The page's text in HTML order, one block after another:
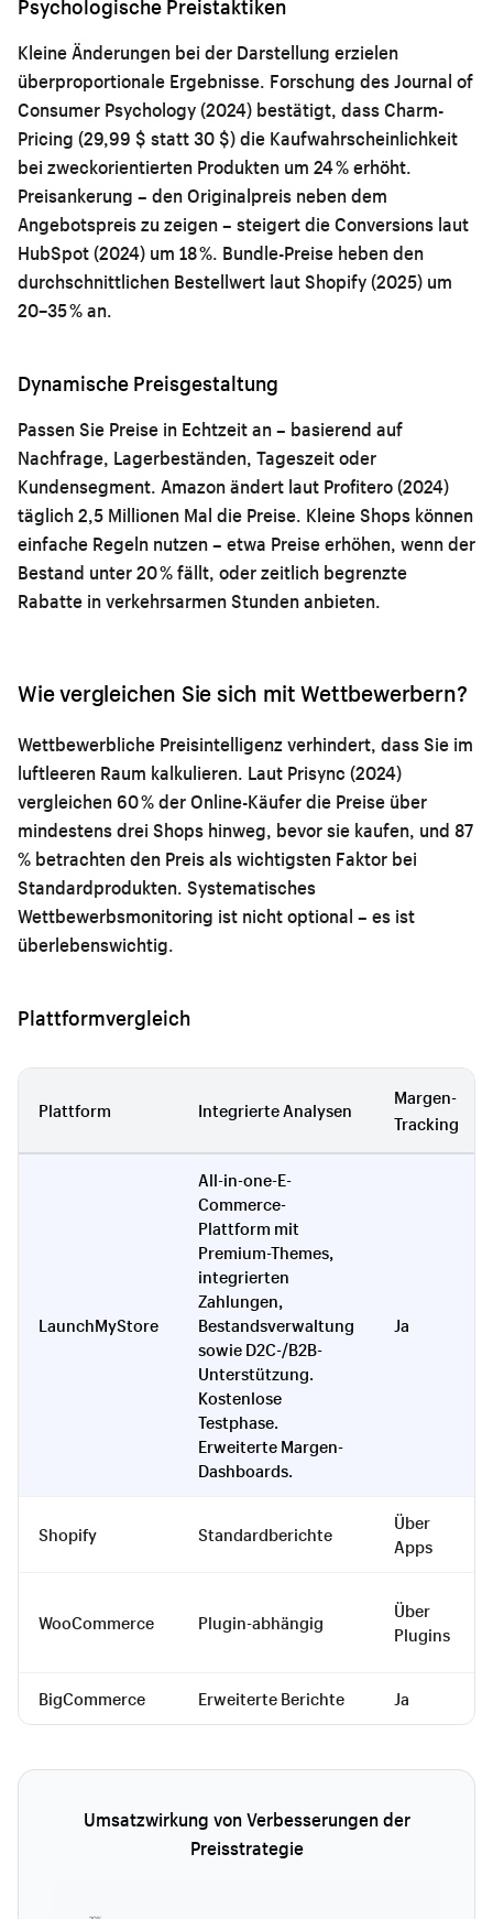
Psychologische Preistaktiken
Kleine Änderungen bei der Darstellung erzielen
überproportionale Ergebnisse. Forschung des Journal of
Consumer Psychology (2024) bestätigt, dass Charm-
Pricing (29,99 $ statt 30 $) die Kaufwahrscheinlichkeit
bei zweckorientierten Produkten um 24 % erhöht.
Preisankerung – den Originalpreis neben dem
Angebotspreis zu zeigen – steigert die Conversions laut
HubSpot (2024) um 18 %. Bundle-Preise heben den
durchschnittlichen Bestellwert laut Shopify (2025) um
20–35 % an.
Dynamische Preisgestaltung
Passen Sie Preise in Echtzeit an – basierend auf
Nachfrage, Lagerbeständen, Tageszeit oder
Kundensegment. Amazon ändert laut Profitero (2024)
täglich 2,5 Millionen Mal die Preise. Kleine Shops können
einfache Regeln nutzen – etwa Preise erhöhen, wenn der
Bestand unter 20 % fällt, oder zeitlich begrenzte
Rabatte in verkehrsarmen Stunden anbieten.
Wie vergleichen Sie sich mit Wettbewerbern?
Wettbewerbliche Preisintelligenz verhindert, dass Sie im
luftleeren Raum kalkulieren. Laut Prisync (2024)
vergleichen 60 % der Online-Käufer die Preise über
mindestens drei Shops hinweg, bevor sie kaufen, und 87
% betrachten den Preis als wichtigsten Faktor bei
Standardprodukten. Systematisches
Wettbewerbsmonitoring ist nicht optional – es ist
überlebenswichtig.
Plattformvergleich
Plattform Integrierte Analysen
Margen-
Tracking
LaunchMyStore
All-in-one-E-
Commerce-
Plattform mit
Premium-Themes,
integrierten
Zahlungen,
Bestandsverwaltung
sowie D2C-/B2B-
Unterstützung.
Kostenlose
Testphase.
Erweiterte Margen-
Dashboards.
Ja
Shopify Standardberichte
Über
Apps
WooCommerce Plugin-abhängig
Über
Plugins
BigCommerce Erweiterte Berichte Ja
Umsatzwirkung von Verbesserungen der
Preisstrategie